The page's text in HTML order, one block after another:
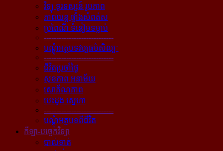
វិទ្យុ ទូរទស្សន៍ រូបភាព
ភាពយន្ដ ផ្ទាំងសំពត់ស
ប្រពៃណី ទំនៀមទម្លាប់
----------------------------
បណ្ដុំអត្ថបទវប្បធម៌សិល្បៈ
----------------------------
ជីវិតប្រចាំថ្ងៃ
សុខភាព អនាម័យ
សោភ័ណភាព
បេះដូង ស្នេហា
----------------------------
បណ្ដុំអត្ថបទពីជីវិត
កីឡា-បច្ចេកវិទ្យា
បាល់ទាត់